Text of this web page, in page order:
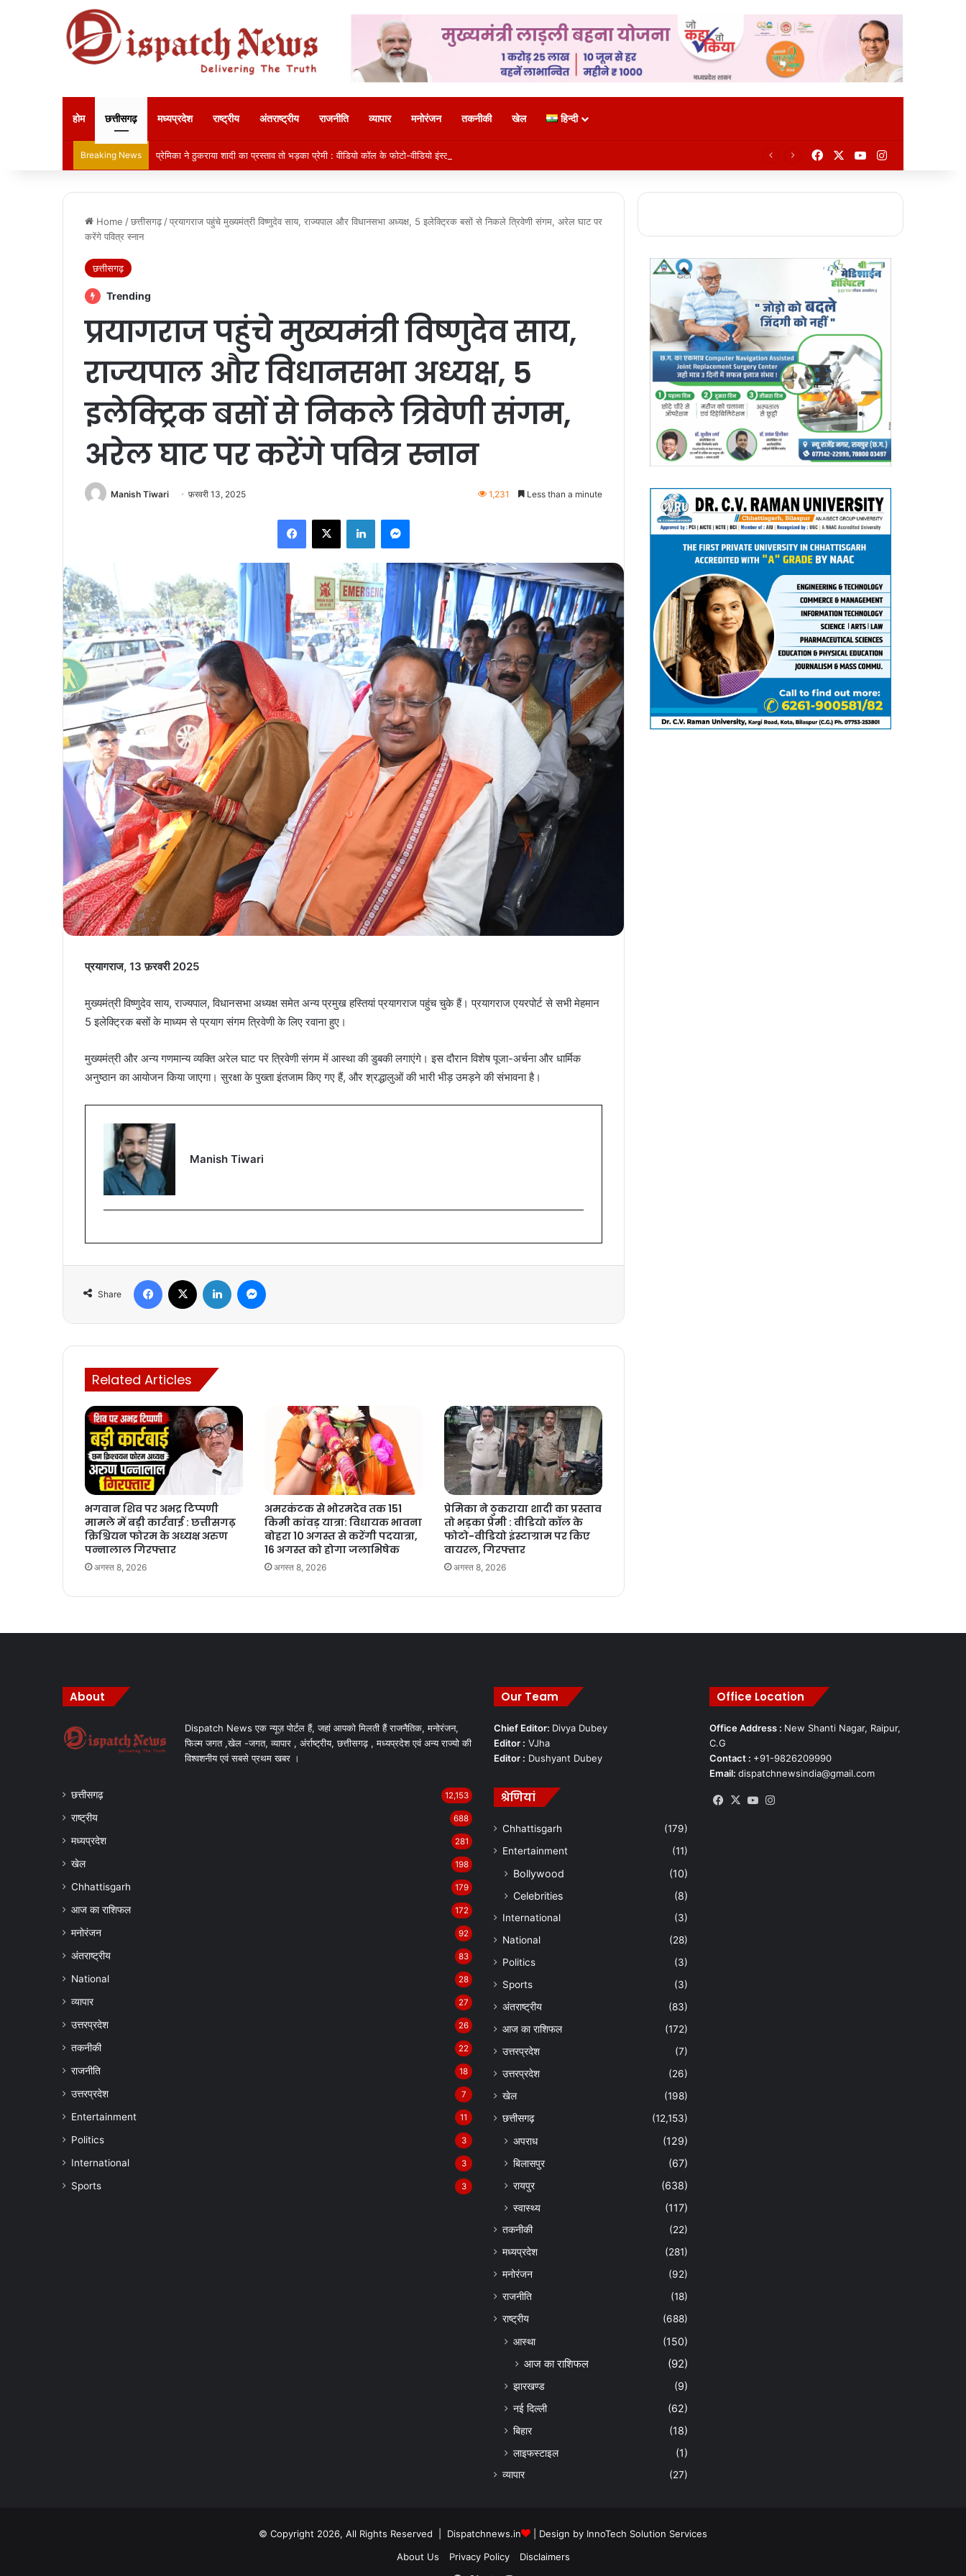
होम छत्तीसगढ़ मध्यप्रदेश राष्ट्रीय अंतराष्ट्रीय राजनीति व्यापार मनोरंजन तकनीकी खेल हिन्दी
Breaking News प्रेमिका ने ठुकराया शादी का प्रस्ताव तो भड़का प्रेमी : वीडियो कॉल के फोटो-वीडियो इंस्टाग्राम पर किए वायरल, गिरफ्तार FacebookYouTubeInstagram
Home /छत्तीसगढ़ /प्रयागराज पहुंचे मुख्यमंत्री विष्णुदेव साय, राज्यपाल और विधानसभा अध्यक्ष, 5 इलेक्ट्रिक बसों से निकले त्रिवेणी संगम, अरेल घाट पर
करेंगे पवित्र स्नान
छत्तीसगढ़
Trending
प्रयागराज पहुंचे मुख्यमंत्री विष्णुदेव साय,
राज्यपाल और विधानसभा अध्यक्ष, 5
इलेक्ट्रिक बसों से निकले त्रिवेणी संगम,
अरेल घाट पर करेंगे पवित्र स्नान
Manish Tiwari फ़रवरी 13, 2025 1,231 Less than a minute
Facebook
X LinkedInMessenger
प्रयागराज, 13 फ़रवरी 2025
मुख्यमंत्री विष्णुदेव साय, राज्यपाल, विधानसभा अध्यक्ष समेत अन्य प्रमुख हस्तियां प्रयागराज पहुंच चुके हैं। प्रयागराज एयरपोर्ट से सभी मेहमान
5 इलेक्ट्रिक बसों के माध्यम से प्रयाग संगम त्रिवेणी के लिए रवाना हुए।
मुख्यमंत्री और अन्य गणमान्य व्यक्ति अरेल घाट पर त्रिवेणी संगम में आस्था की डुबकी लगाएंगे। इस दौरान विशेष पूजा-अर्चना और धार्मिक
अनुष्ठान का आयोजन किया जाएगा। सुरक्षा के पुख्ता इंतजाम किए गए हैं, और श्रद्धालुओं की भारी भीड़ उमड़ने की संभावना है।
Manish Tiwari
Share
Facebook LinkedIn
Related Articles
भगवान शिव पर अभद्र टिप्पणी
मामले में बड़ी कार्रवाई : छत्तीसगढ़
क्रिश्चियन फोरम के अध्यक्ष अरुण
पन्नालाल गिरफ्तार
अगस्त 8, 2026
अमरकंटक से भोरमदेव तक 151
किमी कांवड़ यात्रा: विधायक भावना
बोहरा 10 अगस्त से करेंगी पदयात्रा,
16 अगस्त को होगा जलाभिषेक
अगस्त 8, 2026
प्रेमिका ने ठुकराया शादी का प्रस्ताव
तो भड़का प्रेमी : वीडियो कॉल के
फोटो-वीडियो इंस्टाग्राम पर किए
वायरल, गिरफ्तार
अगस्त 8, 2026
About
Dispatch News एक न्यूज़ पोर्टल हैं, जहां आपको मिलती हैं राजनैतिक, मनोरंजन,
फिल्म जगत ,खेल -जगत, व्यापार , अंर्राष्ट्रीय, छत्तीसगढ़ , मध्यप्रदेश एवं अन्य राज्यो की
विश्वशनीय एवं सबसे प्रथम खबर ।
छत्तीसगढ़ 12,153
राष्ट्रीय 688
मध्यप्रदेश 281
खेल 198
Chhattisgarh 179
आज का राशिफल 172
मनोरंजन 92
अंतराष्ट्रीय 83
National 28
व्यापार 27
उत्तरप्रदेश 26
तकनीकी 22
राजनीति 18
उत्तरप्रदेश 7
Entertainment 11
Politics 3
International 3
Sports 3
Our Team
Chief Editor: Divya Dubey
Editor : VJha
Editor : Dushyant Dubey
श्रेणियां
Chhattisgarh
(179)
Entertainment
(11)
Bollywood
(10)
Celebrities
(8)
International
(3)
National
(28)
Politics
(3)
Sports
(3)
अंतराष्ट्रीय
(83)
आज का राशिफल
(172)
उत्तरप्रदेश
(7)
उत्तरप्रदेश
(26)
खेल
(198)
छत्तीसगढ़
(12,153)
अपराध
(129)
बिलासपुर
(67)
रायपुर
(638)
स्वास्थ्य
(117)
तकनीकी
(22)
मध्यप्रदेश
(281)
मनोरंजन
(92)
राजनीति
(18)
राष्ट्रीय
(688)
आस्था (150)
आज का राशिफल (92)
झारखण्ड
(9)
नई दिल्ली
(62)
बिहार
(18)
लाइफस्टाइल
(1)
व्यापार (27)
Office Location
Office Address : New Shanti Nagar, Raipur,
C.G
Contact : +91-9826209990
Email: dispatchnewsindia@gmail.com
Facebook
X YouTube
© Copyright 2026, All Rights Reserved | Dispatchnews.in | Design by InnoTech Solution Services
About Us
Privacy Policy
Disclaimers